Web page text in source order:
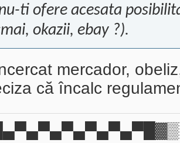
ti ofere acesata
okazii, ebay ?).
mercador,
că încalc